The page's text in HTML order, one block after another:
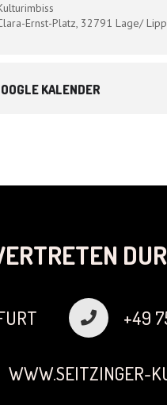
Ernst-Platz, 32791 Lage/
KALENDER
+49
WWW.SEITZINGER-